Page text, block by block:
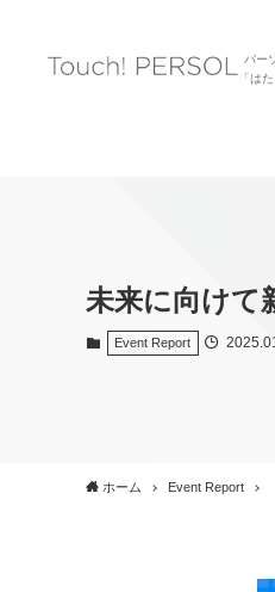
パー
「は
未来に向けて
Event Report
ホーム Event Report